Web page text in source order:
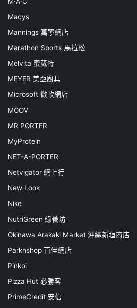
Macys
Mannings 萬寧網店
Marathon Sports 馬拉松
Melvita 蜜葳特
MEYER 美亞廚具
Microsoft 微軟網店
MOOV
MR PORTER
MyProtein
NET-A-PORTER
Netvigator 網上行
New Look
Nike
NutriGreen 綠養坊
Okinawa Arakaki Market 沖繩新垣商店
Parknshop 百佳網店
Pinkoi
Pizza Hut 必勝客
PrimeCredit 安信